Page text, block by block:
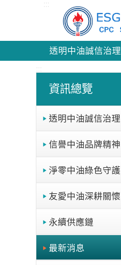
跳到主要內容區塊
透明中油誠信治理
資訊總覽
透明中油誠信治理
信譽中油品牌精神
淨零中油綠色守護
友愛中油深耕關懷
永續供應鏈
最新消息